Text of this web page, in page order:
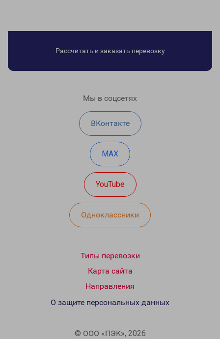
Рассчитать и заказать перевозку
Мы в соцсетях
ВКонтакте
MAX
YouTube
Одноклассники
Типы перевозки
Карта сайта
Направления
© ООО «ПЭК», 2026
О защите персональных данных